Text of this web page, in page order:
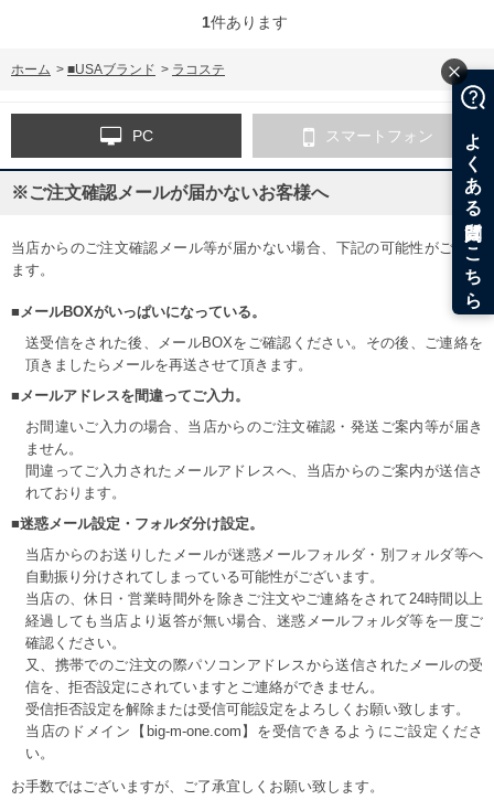
1件あります
ホーム > ■USAブランド > ラコステ
PC スマートフォン
※ご注文確認メールが届かないお客様へ
当店からのご注文確認メール等が届かない場合、下記の可能性がござい
ます。
■メールBOXがいっぱいになっている。
送受信をされた後、メールBOXをご確認ください。その後、ご連絡を
頂きましたらメールを再送させて頂きます。
■メールアドレスを間違ってご入力。
お間違いご入力の場合、当店からのご注文確認・発送ご案内等が届き
ません。
間違ってご入力されたメールアドレスへ、当店からのご案内が送信さ
れております。
■迷惑メール設定・フォルダ分け設定。
当店からのお送りしたメールが迷惑メールフォルダ・別フォルダ等へ
自動振り分けされてしまっている可能性がございます。
当店の、休日・営業時間外を除きご注文やご連絡をされて24時間以上
経過しても当店より返答が無い場合、迷惑メールフォルダ等を一度ご
確認ください。
又、携帯でのご注文の際パソコンアドレスから送信されたメールの受
信を、拒否設定にされていますとご連絡ができません。
受信拒否設定を解除または受信可能設定をよろしくお願い致します。
当店のドメイン【big-m-one.com】を受信できるようにご設定くださ
い。
お手数ではございますが、ご了承宜しくお願い致します。